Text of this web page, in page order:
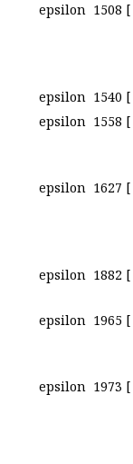
epsilon 1508 [
epsilon 1540 [
epsilon 1558 [
epsilon 1627 [
epsilon 1882 [
epsilon 1965 [
epsilon 1973 [